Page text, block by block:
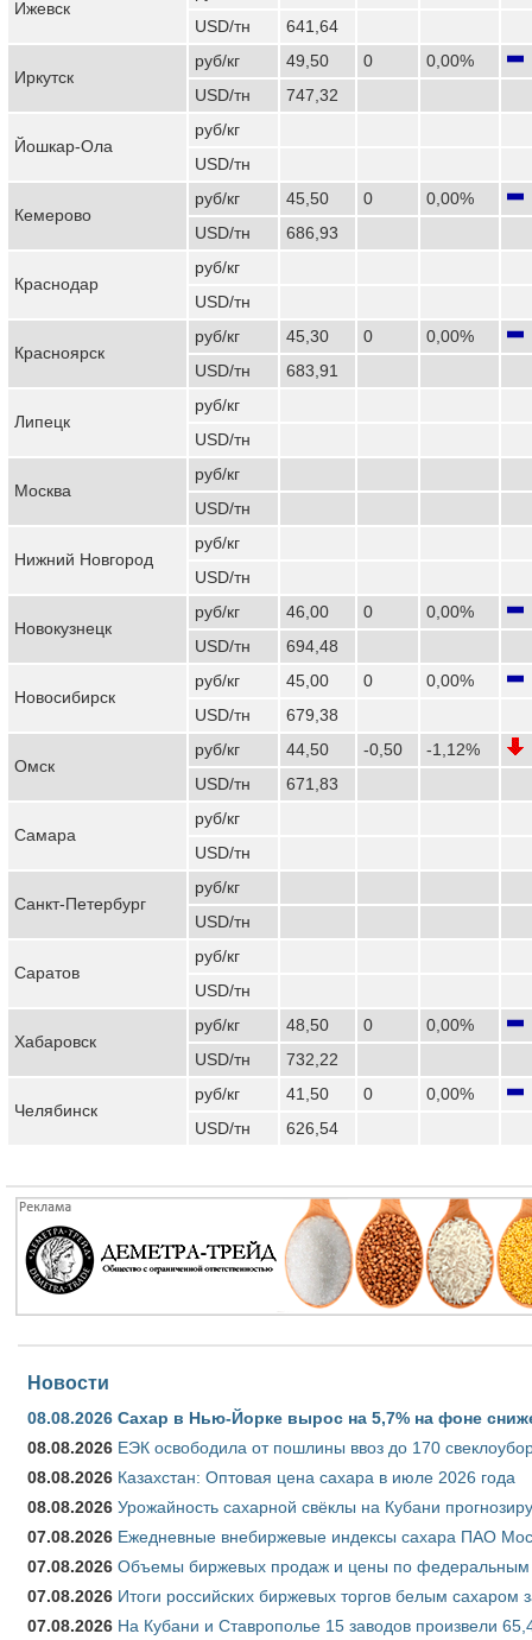
Ижевск
USD/тн
641,64
Иркутск
руб/кг 49,50 0
0,00%
USD/тн
747,32
Йошкар-Ола
руб/кг
USD/тн
Кемерово
руб/кг 45,50 0
0,00%
USD/тн
686,93
Краснодар
руб/кг
USD/тн
Красноярск
руб/кг 45,30 0
0,00%
USD/тн
683,91
Липецк
руб/кг
USD/тн
Москва
руб/кг
USD/тн
Нижний Новгород
руб/кг
USD/тн
Новокузнецк
руб/кг 46,00 0
0,00%
USD/тн
694,48
Новосибирск
руб/кг 45,00 0
0,00%
USD/тн
679,38
Омск
руб/кг 44,50 -0,50
-1,12%
USD/тн
671,83
Самара
руб/кг
USD/тн
Санкт-Петербург
руб/кг
USD/тн
Саратов
руб/кг
USD/тн
Хабаровск
руб/кг 48,50 0
0,00%
USD/тн
732,22
Челябинск
руб/кг 41,50 0
0,00%
USD/тн
626,54
Новости
08.08.2026 Сахар в Нью-Йорке вырос на 5,7% на фоне
08.08.2026 ЕЭК освободила от пошлины ввоз до 170
08.08.2026 Казахстан: Оптовая цена сахара в июле 2026 года
08.08.2026 Урожайность сахарной свёклы на Кубани
07.08.2026 Ежедневные внебиржевые индексы сахара ПАО
07.08.2026 Объемы биржевых продаж и цены по федеральным
07.08.2026 Итоги российских биржевых торгов белым сахаром
07.08.2026 На Кубани и Ставрополье 15 заводов произвели